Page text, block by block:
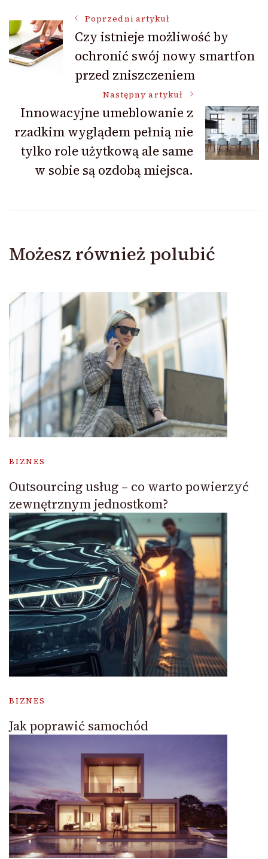
Nawigacja
wpisu
Poprzedni artykuł
Czy istnieje możliwość by
ochronić swój nowy smartfon
przed zniszczeniem
Następny artykuł
Innowacyjne umeblowanie z
rzadkim wyglądem pełnią nie
tylko role użytkową ale same
w sobie są ozdobą miejsca.
Możesz również polubić
BIZNES
Outsourcing usług – co warto powierzyć
zewnętrznym jednostkom?
BIZNES
Jak poprawić samochód